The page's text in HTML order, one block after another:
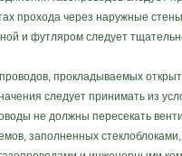
прохода через наружные
и футляром следует
прокладываемых
следует принимать из
не должны пересекать
заполненных